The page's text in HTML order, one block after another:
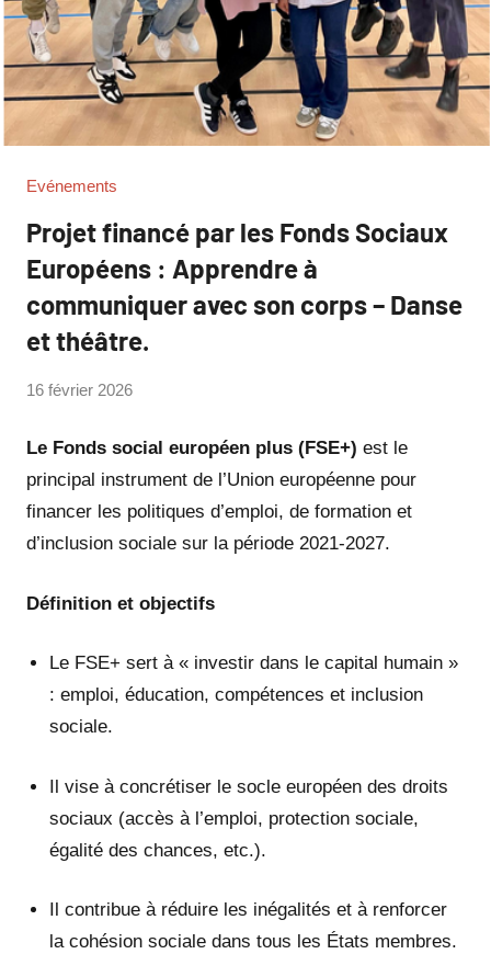
Evénements
Projet financé par les Fonds Sociaux
Européens : Apprendre à
communiquer avec son corps – Danse
et théâtre.
par
SUCH
16 février 2026
Le Fonds social européen plus (FSE+) est le
principal instrument de l’Union européenne pour
financer les politiques d’emploi, de formation et
d’inclusion sociale sur la période 2021‑2027.
Définition et objectifs
Le FSE+ sert à « investir dans le capital humain »
: emploi, éducation, compétences et inclusion
sociale.
Il vise à concrétiser le socle européen des droits
sociaux (accès à l’emploi, protection sociale,
égalité des chances, etc.).
Il contribue à réduire les inégalités et à renforcer
la cohésion sociale dans tous les États membres.